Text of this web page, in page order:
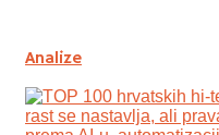
Analize